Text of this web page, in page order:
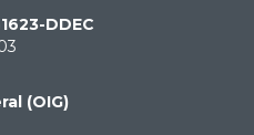
DDEC
(OIG)